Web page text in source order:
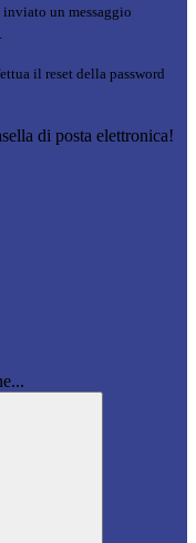
inviato un messaggio
il reset della password
di posta elettronica!